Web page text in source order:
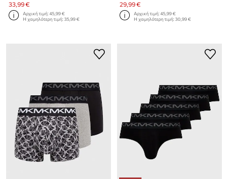
33,99 €
Αρχική τιμή:45,99 €
Η χαμηλότερη τιμή:35,99 €
29,99 €
Αρχική τιμή:45,99 €
Η χαμηλότερη τιμή:30,99 €